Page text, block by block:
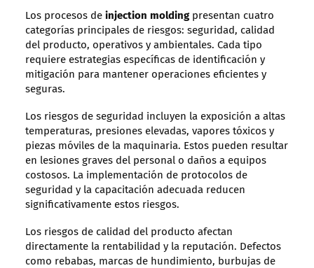
Los procesos de injection moldingpresentan cuatro
categorías principales de riesgos: seguridad, calidad
del producto, operativos y ambientales. Cada tipo
requiere estrategias específicas de identificación y
mitigación para mantener operaciones eficientes y
seguras.
Los riesgos de seguridad incluyen la exposición a altas
temperaturas, presiones elevadas, vapores tóxicos y
piezas móviles de la maquinaria. Estos pueden resultar
en lesiones graves del personal o daños a equipos
costosos. La implementación de protocolos de
seguridad y la capacitación adecuada reducen
significativamente estos riesgos.
Los riesgos de calidad del producto afectan
directamente la rentabilidad y la reputación. Defectos
como rebabas, marcas de hundimiento, burbujas de